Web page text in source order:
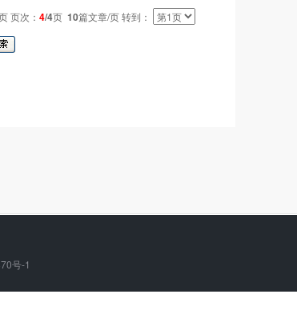
页次： 4/4页 10篇文章/页 转到：
号-1